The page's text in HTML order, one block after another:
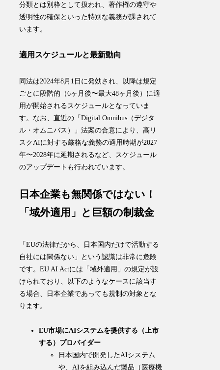
分類とは別枠として扱われ、著作権の遵守や
透明性の確保といった特別な義務が課されて
います。
適用スケジュールと最新動向
同法は2024年8月1日に発効され、以降は規定
ごとに段階的（6ヶ月後〜最大48ヶ月後）に適
用が開始されるスケジュールとなっていま
す。なお、直近の「Digital Omnibus（デジタ
ル・オムニバス）」法案の合意により、高リ
スクAIに対する厳格な義務の適用時期が2027
年〜2028年に延期されるなど、スケジュール
のアップデートも行われています。
日本企業も無関係ではない！
「域外適用」と巨額の制裁金
「EUの法律だから、日本国内だけで活動する
自社には関係ない」という認識は非常に危険
です 。EU AI Actには「域外適用」の規定が設
けられており、以下のようなケースに該当す
る場合、日本企業であっても規制の対象とな
ります。
EU市場にAIシステムを提供する（上市
する）プロバイダー
日本国内で開発したAIシステム
や、AIを組み込んだ製品（医療機